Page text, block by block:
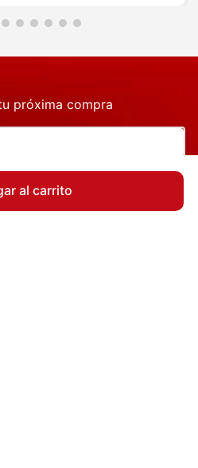
al carrito
próxima compra